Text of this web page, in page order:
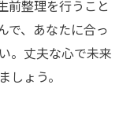
前整理を行うこと
で、あなたに合っ
。丈夫な心で未来
ょう。